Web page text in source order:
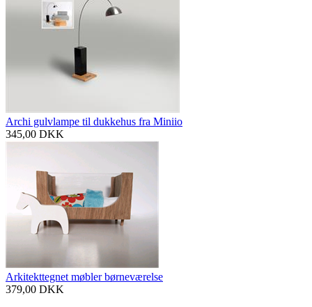
Archi gulvlampe til dukkehus fra Miniio
345,00 DKK
Arkitekttegnet møbler børneværelse
379,00 DKK